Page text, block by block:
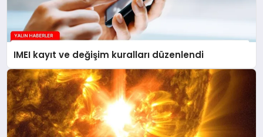
IMEI kayıt ve değişim kuralları düzenlendi